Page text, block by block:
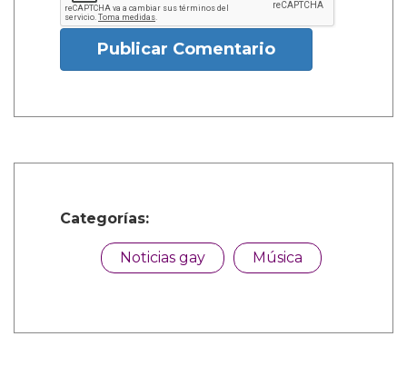
Publicar Comentario
Categorías:
Noticias gay Música